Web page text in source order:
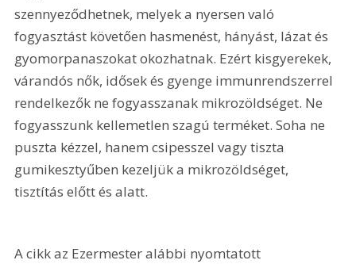
szennyeződhetnek, melyek a nyersen való
fogyasztást követően hasmenést, hányást, lázat és
gyomorpanaszokat okozhatnak. Ezért kisgyerekek,
várandós nők, idősek és gyenge immunrendszerrel
rendelkezők ne fogyasszanak mikrozöldséget. Ne
fogyasszunk kellemetlen szagú terméket. Soha ne
puszta kézzel, hanem csipesszel vagy tiszta
gumikesztyűben kezeljük a mikrozöldséget,
tisztítás előtt és alatt.
A cikk az Ezermester alábbi nyomtatott